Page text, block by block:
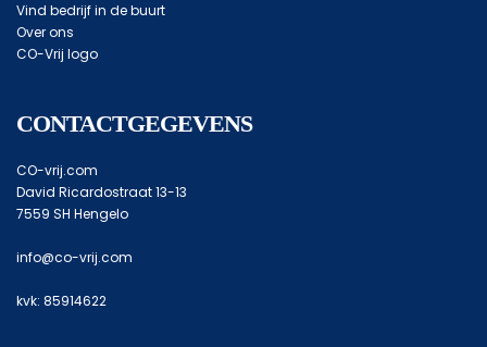
Vind bedrijf in de buurt
Over ons
CO-Vrij logo
CONTACTGEGEVENS
CO-vrij.com
David Ricardostraat 13-13
7559 SH Hengelo
info@co-vrij.com
kvk: 85914622